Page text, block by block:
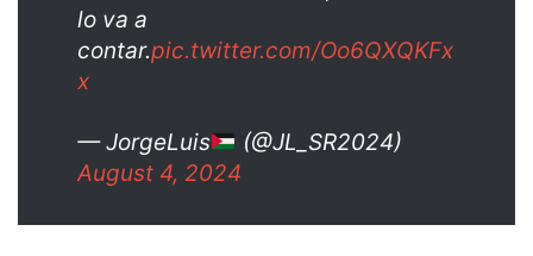
lo va a
contar.pic.twitter.com/Oo6QXQKFx
x
— JorgeLuis
(@JL_SR2024)
August 4, 2024